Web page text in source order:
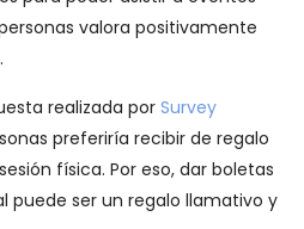
valora positivamente
realizada por Survey
preferiría recibir de regalo
física. Por eso, dar boletas
puede ser un regalo llamativo y